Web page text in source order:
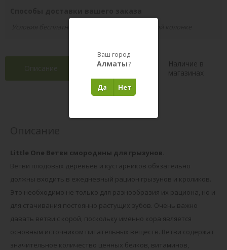
Описание Характеристики
Наличие в
магазинах
Отзывы 0 (0)
Little One Ветви смородины для грызунов.
Ветви плодовых деревьев и кустарников обязательно
должны входить в ежедневный рацион грызунов и кроликов.
Это необходимо не толькo для разнообразия их рациона, но и
для стачивания постоянно растущих зубов. Очень важно
давать ветви с корой, поскольку именно корa является
основным источником питательных веществ. Ветви содержат
значительное количество ценных белков, витаминов,
Ваш город
Алматы?
Нет
Да